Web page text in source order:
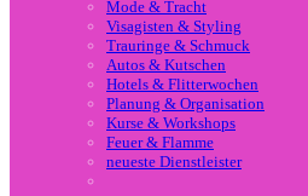
Mode & Tracht
Visagisten & Styling
Trauringe & Schmuck
Autos & Kutschen
Hotels & Flitterwochen
Planung & Organisation
Kurse & Workshops
Feuer & Flamme
neueste Dienstleister